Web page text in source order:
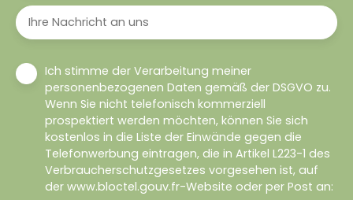
Ihre Nachricht an uns
Ich stimme der Verarbeitung meiner
personenbezogenen Daten gemäß der DSGVO zu.
Wenn Sie nicht telefonisch kommerziell
prospektiert werden möchten, können Sie sich
kostenlos in die Liste der Einwände gegen die
Telefonwerbung eintragen, die in Artikel L223-1 des
Verbraucherschutzgesetzes vorgesehen ist, auf
der www.bloctel.gouv.fr-Website oder per Post an: